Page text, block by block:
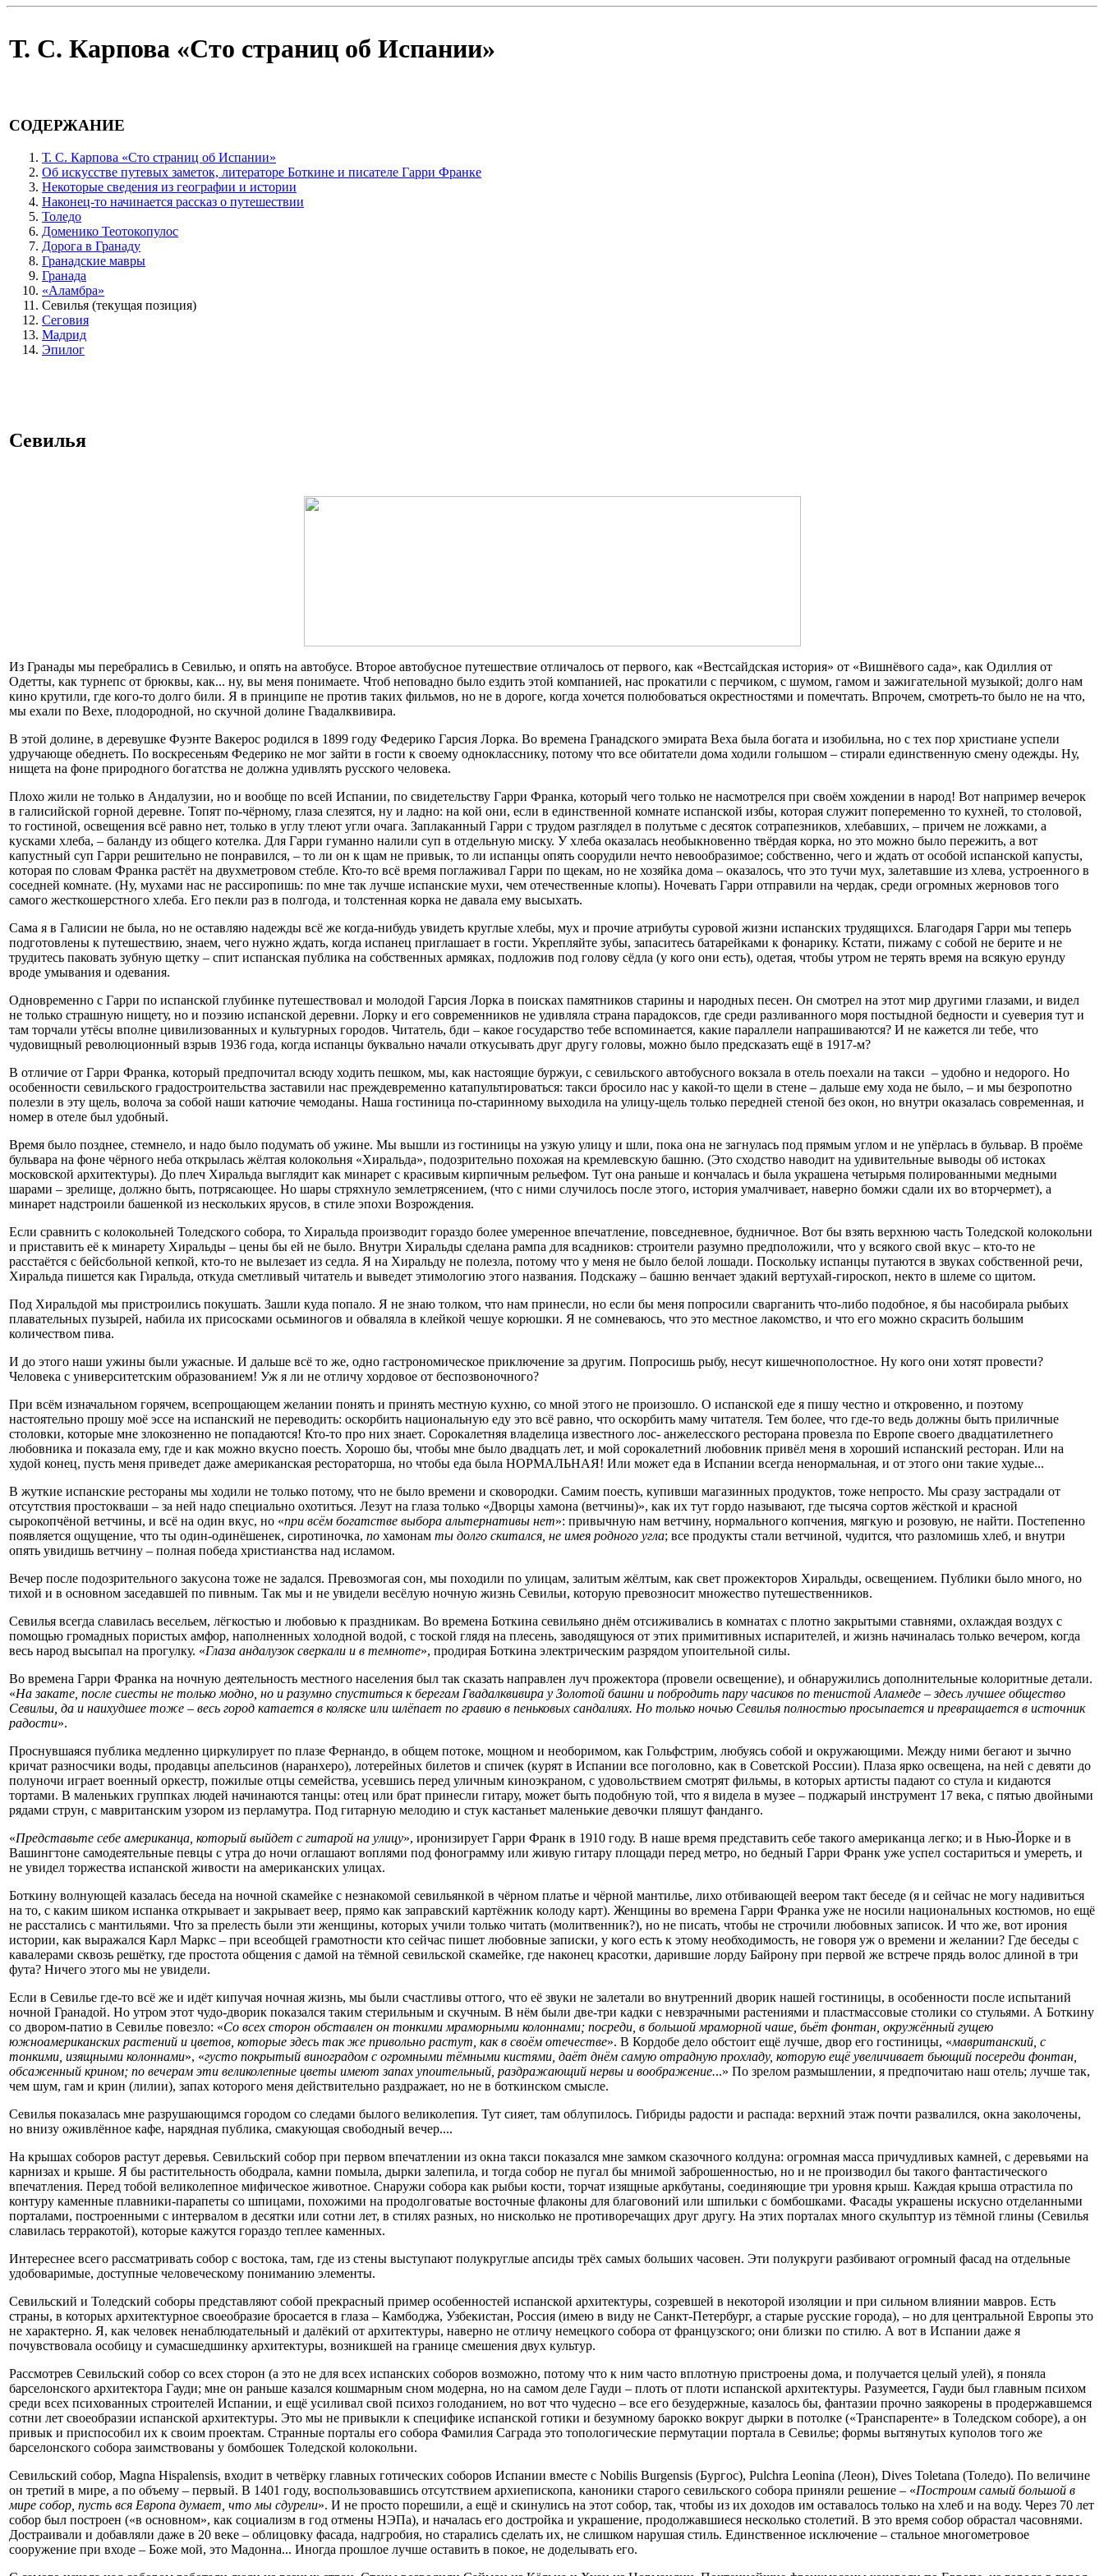
Т. С. Карпова «Сто страниц об Испании»
СОДЕРЖАНИЕ
Т. С. Карпова «Сто страниц об Испании»
Об искусстве путевых заметок, литераторе Боткине и писателе Гарри Франке
Некоторые сведения из географии и истории
Наконец-то начинается рассказ о путешествии
Толедо
Доменико Теотокопулос
Дорога в Гранаду
Гранадские мавры
Гранада
«Аламбра»
Севилья (текущая позиция)
Сеговия
Мадрид
Эпилог
Севилья
Из Гранады мы перебрались в Севилью, и опять на автобусе. Второе автобусное путешествие отличалось от первого, как «Вестсайдская история» от «Вишнёвого сада», как Одиллия от
Одетты, как турнепс от брюквы, как... ну, вы меня понимаете. Чтоб неповадно было ездить этой компанией, нас прокатили с перчиком, с шумом, гамом и зажигательной музыкой; долго нам
кино крутили, где кого-то долго били. Я в принципе не против таких фильмов, но не в дороге, когда хочется полюбоваться окрестностями и помечтать. Впрочем, смотреть-то было не на что,
мы ехали по Вехе, плодородной, но скучной долине Гвадалквивира.
В этой долине, в деревушке Фуэнте Вакерос родился в 1899 году Федерико Гарсия Лорка. Во времена Гранадского эмирата Веха была богата и изобильна, но с тех пор христиане успели
удручающе обеднеть. По воскресеньям Федерико не мог зайти в гости к своему однокласснику, потому что все обитатели дома ходили голышом – стирали единственную смену одежды. Ну,
нищета на фоне природного богатства не должна удивлять русского человека.
Плохо жили не только в Андалузии, но и вообще по всей Испании, по свидетельству Гарри Франка, который чего только не насмотрелся при своём хождении в народ! Вот например вечерок
в галисийской горной деревне. Топят по-чёрному, глаза слезятся, ну и ладно: на кой они, если в единственной комнате испанской избы, которая служит попеременно то кухней, то столовой,
то гостиной, освещения всё равно нет, только в углу тлеют угли очага. Заплаканный Гарри с трудом разглядел в полутьме с десяток сотрапезников, хлебавших, – причем не ложками, а
кусками хлеба, – баланду из общего котелка. Для Гарри гуманно налили суп в отдельную миску. У хлеба оказалась необыкновенно твёрдая корка, но это можно было пережить, а вот
капустный суп Гарри решительно не понравился, – то ли он к щам не привык, то ли испанцы опять соорудили нечто невообразимое; собственно, чего и ждать от особой испанской капусты,
которая по словам Франка растёт на двухметровом стебле. Кто-то всё время поглаживал Гарри по щекам, но не хозяйка дома – оказалось, что это тучи мух, залетавшие из хлева, устроенного в
соседней комнате. (Ну, мухами нас не рассиропишь: по мне так лучше испанские мухи, чем отечественные клопы). Ночевать Гарри отправили на чердак, среди огромных жерновов того
самого жесткошерстного хлеба. Его пекли раз в полгода, и толстенная корка не давала ему высыхать.
Сама я в Галисии не была, но не оставляю надежды всё же когда-нибудь увидеть круглые хлебы, мух и прочие атрибуты суровой жизни испанских трудящихся. Благодаря Гарри мы теперь
подготовлены к путешествию, знаем, чего нужно ждать, когда испанец приглашает в гости. Укрепляйте зубы, запаситесь батарейками к фонарику. Кстати, пижаму с собой не берите и не
трудитесь паковать зубную щетку – спит испанская публика на собственных армяках, подложив под голову сёдла (у кого они есть), одетая, чтобы утром не терять время на всякую ерунду
вроде умывания и одевания.
Одновременно с Гарри по испанской глубинке путешествовал и молодой Гарсия Лорка в поисках памятников старины и народных песен. Он смотрел на этот мир другими глазами, и видел
не только страшную нищету, но и поэзию испанской деревни. Лорку и его современников не удивляла страна парадоксов, где среди разливанного моря постыдной бедности и суеверия тут и
там торчали утёсы вполне цивилизованных и культурных городов. Читатель, бди – какое государство тебе вспоминается, какие параллели напрашиваются? И не кажется ли тебе, что
чудовищный революционный взрыв 1936 года, когда испанцы буквально начали откусывать друг другу головы, можно было предсказать ещё в 1917-м?
В отличие от Гарри Франка, который предпочитал всюду ходить пешком, мы, как настоящие буржуи, с севильского автобусного вокзала в отель поехали на такси – удобно и недорого. Но
особенности севильского градостроительства заставили нас преждевременно катапультироваться: такси бросило нас у какой-то щели в стене – дальше ему хода не было, – и мы безропотно
полезли в эту щель, волоча за собой наши катючие чемоданы. Наша гостиница по-старинному выходила на улицу-щель только передней стеной без окон, но внутри оказалась современная, и
номер в отеле был удобный.
Время было позднее, стемнело, и надо было подумать об ужине. Мы вышли из гостиницы на узкую улицу и шли, пока она не загнулась под прямым углом и не упёрлась в бульвар. В проёме
бульвара на фоне чёрного неба открылась жёлтая колокольня «Хиральда», подозрительно похожая на кремлевскую башню. (Это сходство наводит на удивительные выводы об истоках
московской архитектуры). До плеч Хиральда выглядит как минарет с красивым кирпичным рельефом. Тут она раньше и кончалась и была украшена четырьмя полированными медными
шарами – зрелище, должно быть, потрясающее. Но шары стряхнуло землетрясением, (что с ними случилось после этого, история умалчивает, наверно бомжи сдали их во вторчермет), а
минарет надстроили башенкой из нескольких ярусов, в стиле эпохи Возрождения.
Если сравнить с колокольней Толедского собора, то Хиральда производит гораздо более умеренное впечатление, повседневное, будничное. Вот бы взять верхнюю часть Толедской колокольни
и приставить её к минарету Хиральды – цены бы ей не было. Внутри Хиральды сделана рампа для всадников: строители разумно предположили, что у всякого свой вкус – кто-то не
расстаётся с бейсбольной кепкой, кто-то не вылезает из седла. Я на Хиральду не полезла, потому что у меня не было белой лошади. Поскольку испанцы путаются в звуках собственной речи,
Хиральда пишется как Гиральда, откуда сметливый читатель и выведет этимологию этого названия. Подскажу – башню венчает эдакий вертухай-гироскоп, некто в шлеме со щитом.
Под Хиральдой мы пристроились покушать. Зашли куда попало. Я не знаю толком, что нам принесли, но если бы меня попросили сварганить что-либо подобное, я бы насобирала рыбьих
плавательных пузырей, набила их присосками осьминогов и обваляла в клейкой чешуе корюшки. Я не сомневаюсь, что это местное лакомство, и что его можно скрасить большим
количеством пива.
И до этого наши ужины были ужасные. И дальше всё то же, одно гастрономическое приключение за другим. Попросишь рыбу, несут кишечнополостное. Ну кого они хотят провести?
Человека с университетским образованием! Уж я ли не отличу хордовое от беспозвоночного?
При всём изначальном горячем, всепрощающем желании понять и принять местную кухню, со мной этого не произошло. О испанской еде я пишу честно и откровенно, и поэтому
настоятельно прошу моё эссе на испанский не переводить: оскорбить национальную еду это всё равно, что оскорбить маму читателя. Тем более, что где-то ведь должны быть приличные
столовки, которые мне злокозненно не попадаются! Кто-то про них знает. Сорокалетняя владелица известного лос- анжелесского ресторана провезла по Европе своего двадцатилетнего
любовника и показала ему, где и как можно вкусно поесть. Хорошо бы, чтобы мне было двадцать лет, и мой сорокалетний любовник привёл меня в хороший испанский ресторан. Или на
худой конец, пусть меня приведет даже американская рестораторша, но чтобы еда была НОРМАЛЬНАЯ! Или может еда в Испании всегда ненормальная, и от этого они такие худые...
В жуткие испанские рестораны мы ходили не только потому, что не было времени и сковородки. Самим поесть, купивши магазинных продуктов, тоже непросто. Мы сразу застрадали от
отсутствия простокваши – за ней надо специально охотиться. Лезут на глаза только «Дворцы хамона (ветчины)», как их тут гордо называют, где тысяча сортов жёсткой и красной
сырокопчёной ветчины, и всё на один вкус, но «при всём богатстве выбора альтернативы нет»: привычную нам ветчину, нормального копчения, мягкую и розовую, не найти. Постепенно
появляется ощущение, что ты один-одинёшенек, сиротиночка, по хамонам ты долго скитался, не имея родного угла; все продукты стали ветчиной, чудится, что разломишь хлеб, и внутри
опять увидишь ветчину – полная победа христианства над исламом.
Вечер после подозрительного закусона тоже не задался. Превозмогая сон, мы походили по улицам, залитым жёлтым, как свет прожекторов Хиральды, освещением. Публики было много, но
тихой и в основном заседавшей по пивным. Так мы и не увидели весёлую ночную жизнь Севильи, которую превозносит множество путешественников.
Севилья всегда славилась весельем, лёгкостью и любовью к праздникам. Во времена Боткина севильяно днём отсиживались в комнатах с плотно закрытыми ставнями, охлаждая воздух с
помощью громадных пористых амфор, наполненных холодной водой, с тоской глядя на плесень, заводящуюся от этих примитивных испарителей, и жизнь начиналась только вечером, когда
весь народ высыпал на прогулку. «Глаза андалузок сверкали и в темноте», продирая Боткина электрическим разрядом упоительной силы.
Во времена Гарри Франка на ночную деятельность местного населения был так сказать направлен луч прожектора (провели освещение), и обнаружились дополнительные колоритные детали.
«На закате, после сиесты не только модно, но и разумно спуститься к берегам Гвадалквивира у Золотой башни и побродить пару часиков по тенистой Аламеде – здесь лучшее общество
Севильи, да и наихудшее тоже – весь город катается в коляске или шлёпает по гравию в пеньковых сандалиях. Но только ночью Севилья полностью просыпается и превращается в источник
радости».
Проснувшаяся публика медленно циркулирует по плазе Фернандо, в общем потоке, мощном и необоримом, как Гольфстрим, любуясь собой и окружающими. Между ними бегают и зычно
кричат разносчики воды, продавцы апельсинов (наранхеро), лотерейных билетов и спичек (курят в Испании все поголовно, как в Советской России). Плаза ярко освещена, на ней с девяти до
полуночи играет военный оркестр, пожилые отцы семейства, усевшись перед уличным киноэкраном, с удовольствием смотрят фильмы, в которых артисты падают со стула и кидаются
тортами. В маленьких группках людей начинаются танцы: отец или брат принесли гитару, может быть подобную той, что я видела в музее – поджарый инструмент 17 века, с пятью двойными
рядами струн, с мавританским узором из перламутра. Под гитарную мелодию и стук кастаньет маленькие девочки пляшут фанданго.
«Представьте себе американца, который выйдет с гитарой на улицу», иронизирует Гарри Франк в 1910 году. В наше время представить себе такого американца легко; и в Нью-Йорке и в
Вашингтоне самодеятельные певцы с утра до ночи оглашают воплями под фонограмму или живую гитару площади перед метро, но бедный Гарри Франк уже успел состариться и умереть, и
не увидел торжества испанской живости на американских улицах.
Боткину волнующей казалась беседа на ночной скамейке с незнакомой севильянкой в чёрном платье и чёрной мантилье, лихо отбивающей веером такт беседе (я и сейчас не могу надивиться
на то, с каким шиком испанка открывает и закрывает веер, прямо как заправский картёжник колоду карт). Женщины во времена Гарри Франка уже не носили национальных костюмов, но ещё
не расстались с мантильями. Что за прелесть были эти женщины, которых учили только читать (молитвенник?), но не писать, чтобы не строчили любовных записок. И что же, вот ирония
истории, как выражался Карл Маркс – при всеобщей грамотности кто сейчас пишет любовные записки, у кого есть к этому необходимость, не говоря уж о времени и желании? Где беседы с
кавалерами сквозь решётку, где простота общения с дамой на тёмной севильской скамейке, где наконец красотки, дарившие лорду Байрону при первой же встрече прядь волос длиной в три
фута? Ничего этого мы не увидели.
Если в Севилье где-то всё же и идёт кипучая ночная жизнь, мы были счастливы оттого, что её звуки не залетали во внутренний дворик нашей гостиницы, в особенности после испытаний
ночной Гранадой. Но утром этот чудо-дворик показался таким стерильным и скучным. В нём были две-три кадки с невзрачными растениями и пластмассовые столики со стульями. А Боткину
со двором-патио в Севилье повезло: «Со всех сторон обставлен он тонкими мраморными колоннами; посреди, в большой мраморной чаше, бьёт фонтан, окружённый гущею
южноамериканских растений и цветов, которые здесь так же привольно растут, как в своём отечестве». В Кордобе дело обстоит ещё лучше, двор его гостиницы, «мавританский, с
тонкими, изящными колоннами», «густо покрытый виноградом с огромными тёмными кистями, даёт днём самую отрадную прохладу, которую ещё увеличивает бьющий посереди фонтан,
обсаженный крином; по вечерам эти великолепные цветы имеют запах упоительный, раздражающий нервы и воображение...» По зрелом размышлении, я предпочитаю наш отель; лучше так,
чем шум, гам и крин (лилии), запах которого меня действительно раздражает, но не в боткинском смысле.
Севилья показалась мне разрушающимся городом со следами былого великолепия. Тут сияет, там облупилось. Гибриды радости и распада: верхний этаж почти развалился, окна заколочены,
но внизу оживлённое кафе, нарядная публика, смакующая свободный вечер....
На крышах соборов растут деревья. Севильский собор при первом впечатлении из окна такси показался мне замком сказочного колдуна: огромная масса причудливых камней, с деревьями на
карнизах и крыше. Я бы растительность ободрала, камни помыла, дырки залепила, и тогда собор не пугал бы мнимой заброшенностью, но и не производил бы такого фантастического
впечатления. Перед тобой великолепное мифическое животное. Снаружи собора как рыбьи кости, торчат изящные аркбутаны, соединяющие три уровня крыш. Каждая крыша отрастила по
контуру каменные плавники-парапеты со шпицами, похожими на продолговатые восточные флаконы для благовоний или шпильки с бомбошками. Фасады украшены искусно отделанными
порталами, построенными с интервалом в десятки или сотни лет, в стилях разных, но нисколько не противоречащих друг другу. На этих порталах много скульптур из тёмной глины (Севилья
славилась терракотой), которые кажутся гораздо теплее каменных.
Интереснее всего рассматривать собор с востока, там, где из стены выступают полукруглые апсиды трёх самых больших часовен. Эти полукруги разбивают огромный фасад на отдельные
удобоваримые, доступные человеческому пониманию элементы.
Севильский и Толедский соборы представляют собой прекрасный пример особенностей испанской архитектуры, созревшей в некоторой изоляции и при сильном влиянии мавров. Есть
страны, в которых архитектурное своеобразие бросается в глаза – Камбоджа, Узбекистан, Россия (имею в виду не Санкт-Петербург, а старые русские города), – но для центральной Европы это
не характерно. Я, как человек ненаблюдательный и далёкий от архитектуры, наверно не отличу немецкого собора от французского; они близки по стилю. А вот в Испании даже я
почувствовала особицу и сумасшедшинку архитектуры, возникшей на границе смешения двух культур.
Рассмотрев Севильский собор со всех сторон (а это не для всех испанских соборов возможно, потому что к ним часто вплотную пристроены дома, и получается целый улей), я поняла
барселонского архитектора Гауди; мне он раньше казался кошмарным сном модерна, но на самом деле Гауди – плоть от плоти испанской архитектуры. Разумеется, Гауди был главным психом
среди всех психованных строителей Испании, и ещё усиливал свой психоз голоданием, но вот что чудесно – все его безудержные, казалось бы, фантазии прочно заякорены в продержавшемся
сотни лет своеобразии испанской архитектуры. Это мы не привыкли к специфике испанской готики и безумному барокко вокруг дырки в потолке («Транспаренте» в Толедском соборе), а он
привык и приспособил их к своим проектам. Странные порталы его собора Фамилия Саграда это топологические пермутации портала в Севилье; формы вытянутых куполов того же
барселонского собора заимствованы у бомбошек Толедской колокольни.
Севильский собор, Magna Hispalensis, входит в четвёрку главных готических соборов Испании вместе с Nobilis Burgensis (Бургос), Pulchra Leonina (Леон), Dives Toletana (Толедо). По величине
он третий в мире, а по объему – первый. В 1401 году, воспользовавшись отсутствием архиепископа, каноники старого севильского собора приняли решение – «Построим самый большой в
мире собор, пусть вся Европа думает, что мы сдурели». И не просто порешили, а ещё и скинулись на этот собор, так, чтобы из их доходов им оставалось только на хлеб и на воду. Через 70 лет
собор был построен («в основном», как социализм в год отмены НЭПа), и началась его достройка и украшение, продолжавшиеся несколько столетий. В это время собор обрастал часовнями.
Достраивали и добавляли даже в 20 веке – облицовку фасада, надгробия, но старались сделать их, не слишком нарушая стиль. Единственное исключение – стальное многометровое
сооружение при входе – Боже мой, это Мадонна... Иногда прошлое лучше оставить в покое, не доделывать его.